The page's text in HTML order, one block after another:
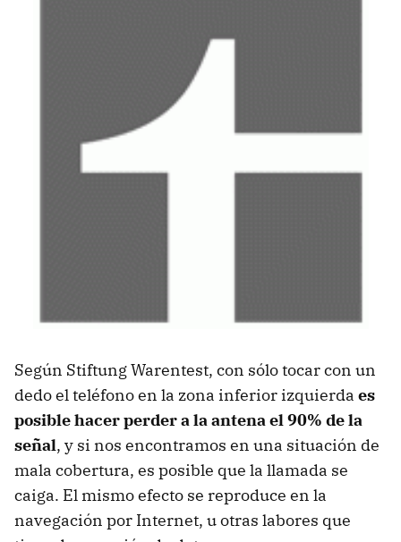
Según Stiftung Warentest, con sólo tocar con un
dedo el teléfono en la zona inferior izquierda es
posible hacer perder a la antena el 90% de la
señal, y si nos encontramos en una situación de
mala cobertura, es posible que la llamada se
caiga. El mismo efecto se reproduce en la
navegación por Internet, u otras labores que